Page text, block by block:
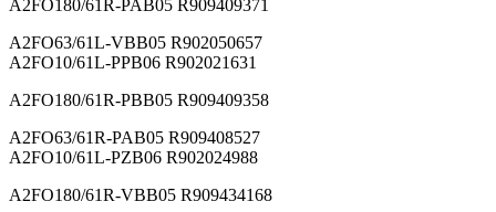
A2FO180/61R-PAB05 R909409371
A2FO63/61L-VBB05 R902050657
A2FO10/61L-PPB06 R902021631
A2FO180/61R-PBB05 R909409358
A2FO63/61R-PAB05 R909408527
A2FO10/61L-PZB06 R902024988
A2FO180/61R-VBB05 R909434168